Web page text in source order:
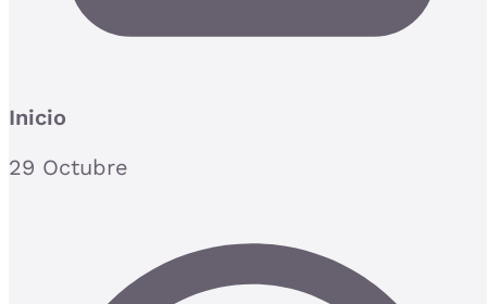
Inicio
29 Octubre